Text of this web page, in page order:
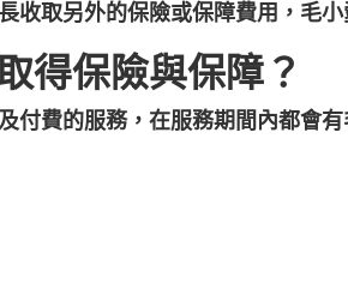
收取另外的保險或保障費用，毛
得保險與保障？
付費的服務，在服務期間內都會